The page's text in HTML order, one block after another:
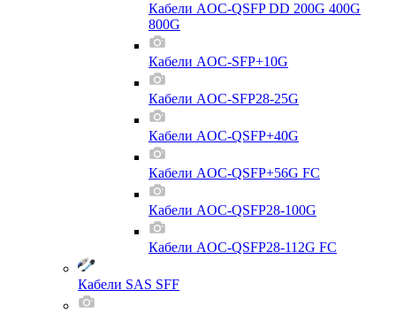
Кабели AOC-QSFP DD 200G 400G
800G
Кабели AOC-SFP+10G
Кабели AOC-SFP28-25G
Кабели AOC-QSFP+40G
Кабели AOC-QSFP+56G FC
Кабели AOC-QSFP28-100G
Кабели AOC-QSFP28-112G FC
Кабели SAS SFF